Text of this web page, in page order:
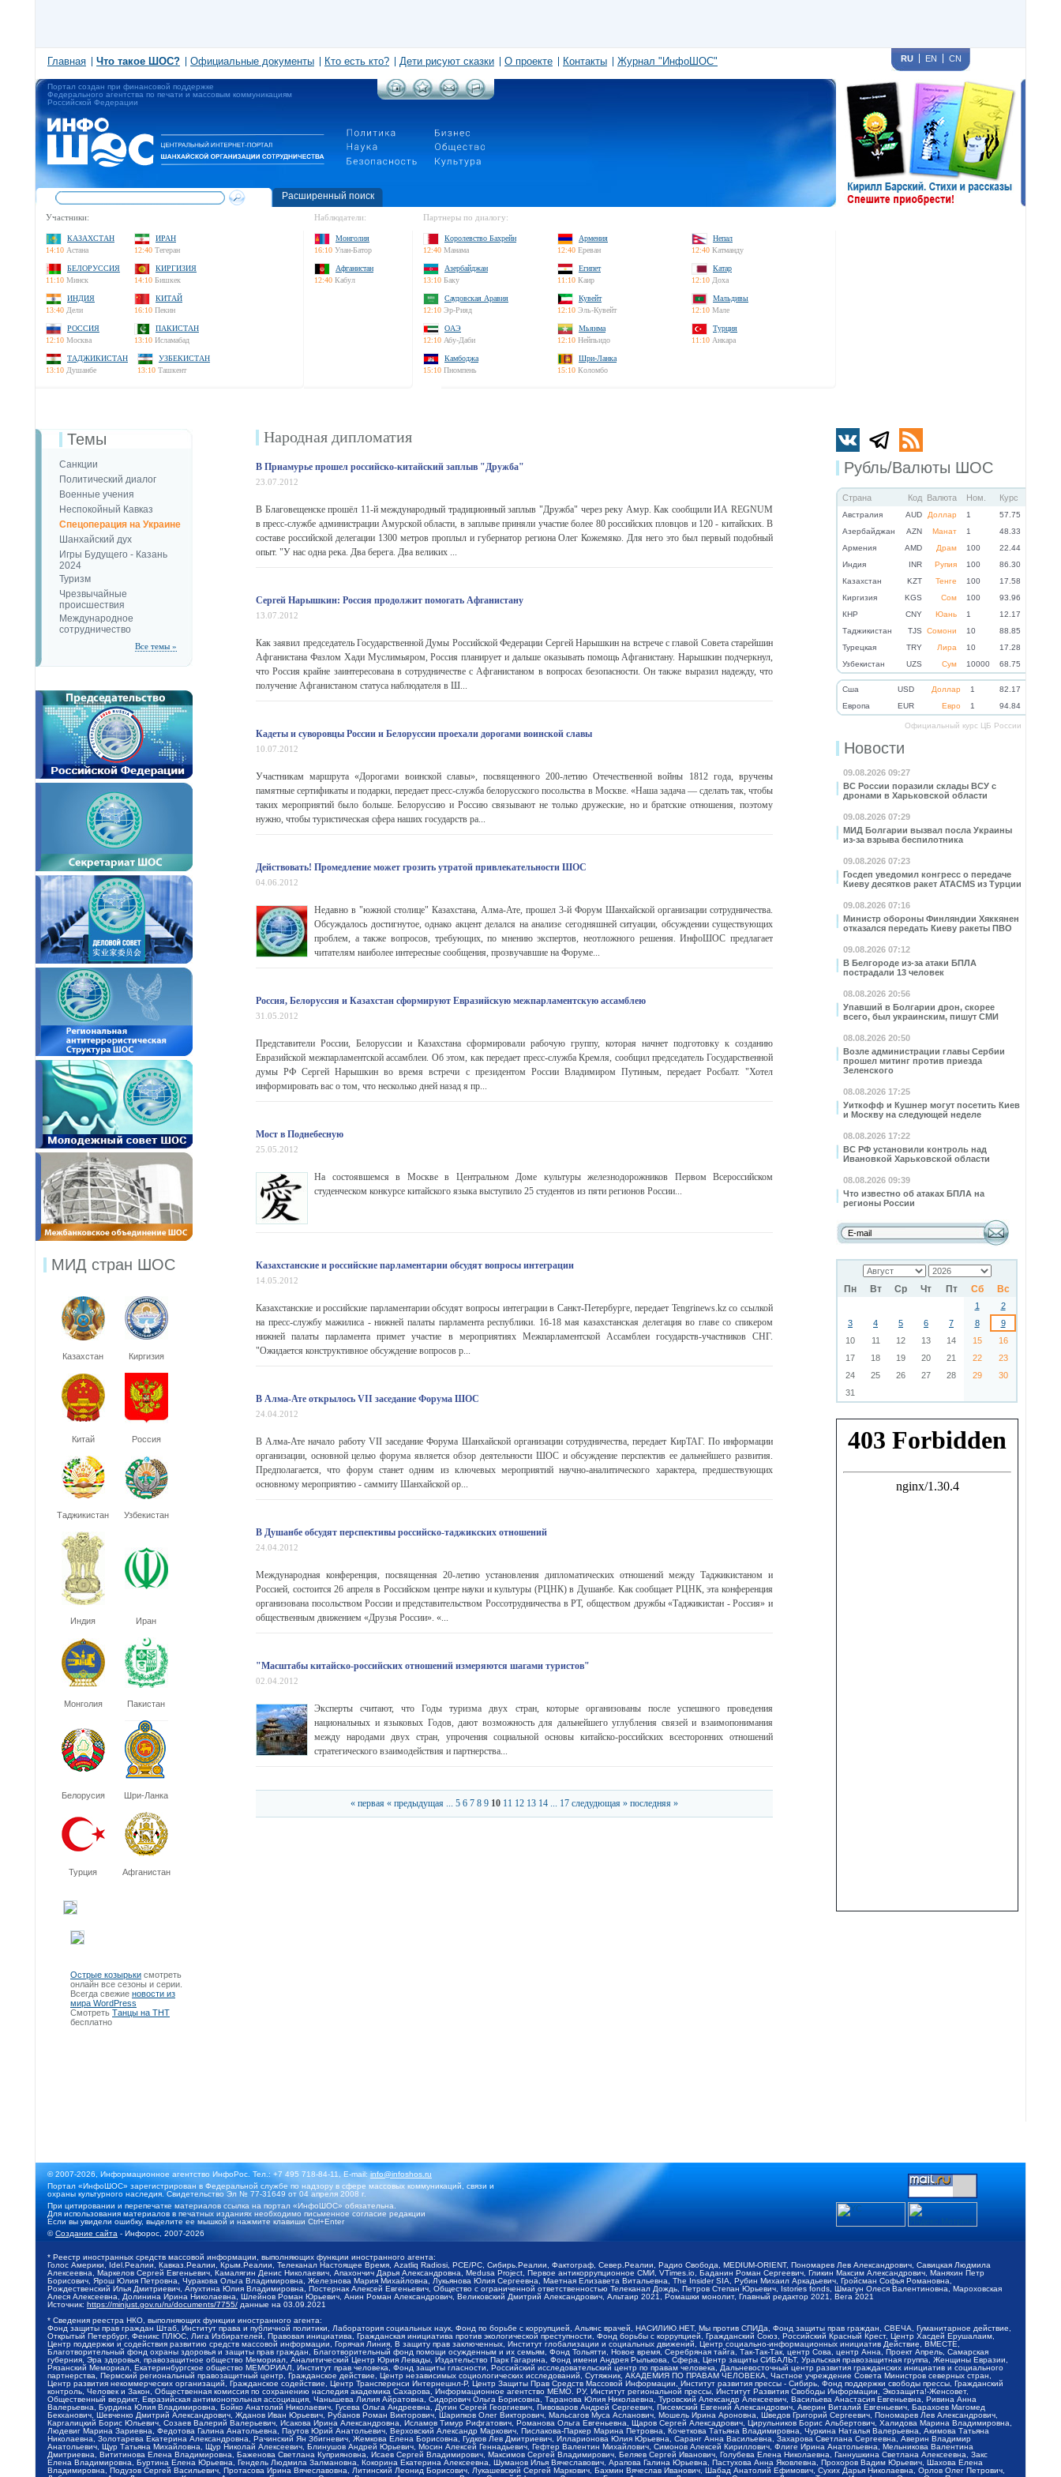
Главная Что такое ШОС? Официальные документы Кто есть кто? Дети рисуют сказки О проекте Контакты Журнал "ИнфоШОС" RU EN CN
Портал создан при финансовой поддержке
Федерального агентства по печати и массовым коммуникациям
Российской Федерации
Расширенный поиск
Участники:
КАЗАХСТАН
14:10 Астана
ИРАН
12:40 Тегеран
БЕЛОРУССИЯ
11:10 Минск
КИРГИЗИЯ
14:10 Бишкек
ИНДИЯ
13:40 Дели
КИТАЙ
16:10 Пекин
РОССИЯ
12:10 Москва
ПАКИСТАН
13:10 Исламабад
ТАДЖИКИСТАН
13:10 Душанбе
УЗБЕКИСТАН
13:10 Ташкент
Наблюдатели:
Монголия
16:10 Улан-Батор
Афганистан
12:40 Кабул
Партнеры по диалогу:
Королевство Бахрейн
12:40 Манама
Армения
12:40 Ереван
Непал
12:40 Катманду
Азербайджан
13:10 Баку
Египет
11:10 Каир
Катар
12:10 Доха
Саудовская Аравия
12:10 Эр-Рияд
Кувейт
12:10 Эль-Кувейт
Мальдивы
12:10 Мале
ОАЭ
12:10 Абу-Даби
Мьянма
12:10 Нейпьидо
Турция
11:10 Анкара
Камбоджа
15:10 Пномпень
Шри-Ланка
15:10 Коломбо
Рубль/Валюты ШОС
Страна Код Валюта Ном. Курс
Австралия AUD Доллар 1
57.75
Азербайджан
AZN Манат 1
48.33
Армения
AMD Драм 100
22.44
Индия
INR Рупия 100
86.30
Казахстан
KZT Тенге 100
17.58
Киргизия
KGS Сом 100
93.96
КНР
CNY Юань 1
12.17
Таджикистан
TJS Сомони 10
88.85
Турецкая
TRY Лира 10
17.28
Узбекистан
UZS Сум 10000 68.75
Cша USD Доллар 1
82.17
Eвропа
EUR Евро 1 94.84
Официальный курс ЦБ России
Новости
09.08.2026 09:27
ВС России поразили склады ВСУ с
дронами в Харьковской области
09.08.2026 07:29
МИД Болгарии вызвал посла Украины
из-за взрыва беспилотника
09.08.2026 07:23
Госдеп уведомил конгресс о передаче
Киеву десятков ракет ATACMS из Турции
09.08.2026 07:16
Министр обороны Финляндии Хяккянен
отказался передать Киеву ракеты ПВО
09.08.2026 07:12
В Белгороде из-за атаки БПЛА
пострадали 13 человек
08.08.2026 20:56
Упавший в Болгарии дрон, скорее
всего, был украинским, пишут СМИ
08.08.2026 20:50
Возле администрации главы Сербии
прошел митинг против приезда
Зеленского
08.08.2026 17:25
Уиткофф и Кушнер могут посетить Киев
и Москву на следующей неделе
08.08.2026 17:22
ВС РФ установили контроль над
Ивановкой Харьковской области
08.08.2026 09:39
Что известно об атаках БПЛА на
регионы России
Пн Вт Ср Чт Пт Сб Вс
1
2
3
4 5 6 7 8
9
10
11 12 13 14 15
16
17
18 19 20 21 22
23
24
25 26 27 28 29
30
31
Темы
Санкции
Политический диалог
Военные учения
Неспокойный Кавказ
Спецоперация на Украине
Шанхайский дух
Игры Будущего - Казань
2024
Туризм
Чрезвычайные
происшествия
Международное
сотрудничество
Все темы »
МИД стран ШОС
Казахстан Киргизия
Китай Россия
Таджикистан Узбекистан
Индия Иран
Монголия Пакистан
Белорусия Шри-Ланка
Турция Афганистан
Острые козырьки смотреть
онлайн все сезоны и серии.
Всегда свежие новости из
мира WordPress
Смотреть Танцы на ТНТ
бесплатно
Народная дипломатия
В Приамурье прошел российско-китайский заплыв "Дружба"
23.07.2012
В Благовещенске прошёл 11-й международный традиционный заплыв "Дружба" через реку Амур. Как сообщили ИА REGNUM
в пресс-службе администрации Амурской области, в заплыве приняли участие более 80 российских пловцов и 120 - китайских. В
составе российской делегации 1300 метров проплыл и губернатор региона Олег Кожемяко. Для него это был первый подобный
опыт. "У нас одна река. Два берега. Два великих ...
Сергей Нарышкин: Россия продолжит помогать Афганистану
13.07.2012
Как заявил председатель Государственной Думы Российской Федерации Сергей Нарышкин на встрече с главой Совета старейшин
Афганистана Фазлом Хади Муслимьяром, Россия планирует и дальше оказывать помощь Афганистану. Нарышкин подчеркнул,
что Россия крайне заинтересована в сотрудничестве с Афганистаном в вопросах безопасности. Он также выразил надежду, что
получение Афганистаном статуса наблюдателя в Ш...
Кадеты и суворовцы России и Белоруссии проехали дорогами воинской славы
10.07.2012
Участникам маршрута «Дорогами воинской славы», посвященного 200-летию Отечественной войны 1812 года, вручены
памятные сертификаты и подарки, передает пресс-служба белорусского посольства в Москве. «Наша задача — сделать так, чтобы
таких мероприятий было больше. Белоруссию и Россию связывают не только дружеские, но и братские отношения, поэтому
нужно, чтобы туристическая сфера наших государств ра...
Действовать! Промедление может грозить утратой привлекательности ШОС
04.06.2012
Недавно в "южной столице" Казахстана, Алма-Ате, прошел 3-й Форум Шанхайской организации сотрудничества.
Обсуждалось достигнутое, однако акцент делался на анализе сегодняшней ситуации, обсуждении существующих
проблем, а также вопросов, требующих, по мнению экспертов, неотложного решения. ИнфоШОС предлагает
читателям наиболее интересные сообщения, прозвучавшие на Форуме...
Россия, Белоруссия и Казахстан сформируют Евразийскую межпарламентскую ассамблею
31.05.2012
Представители России, Белоруссии и Казахстана сформировали рабочую группу, которая начнет подготовку к созданию
Евразийской межпарламентской ассамблеи. Об этом, как передает пресс-служба Кремля, сообщил председатель Государственной
думы РФ Сергей Нарышкин во время встречи с президентом России Владимиром Путиным, передает Росбалт. "Хотел
информировать вас о том, что несколько дней назад я пр...
Мост в Поднебесную
25.05.2012
На состоявшемся в Москве в Центральном Доме культуры железнодорожников Первом Всероссийском
студенческом конкурсе китайского языка выступило 25 студентов из пяти регионов России...
Казахстанские и российские парламентарии обсудят вопросы интеграции
14.05.2012
Казахстанские и российские парламентарии обсудят вопросы интеграции в Санкт-Петербурге, передает Tengrinews.kz со ссылкой
на пресс-службу мажилиса - нижней палаты парламента республики. 16-18 мая казахстанская делегация во главе со спикером
нижней палаты парламента примет участие в мероприятиях Межпарламентской Ассамблеи государств-участников СНГ.
"Ожидается конструктивное обсуждение вопросов р...
В Алма-Ате открылось VII заседание Форума ШОС
24.04.2012
В Алма-Ате начало работу VII заседание Форума Шанхайской организации сотрудничества, передает КирТАГ. По информации
организации, основной целью форума является обзор деятельности ШОС и обсуждение перспектив ее дальнейшего развития.
Предполагается, что форум станет одним из ключевых мероприятий научно-аналитического характера, предшествующих
основному мероприятию - саммиту Шанхайской ор...
В Душанбе обсудят перспективы российско-таджикских отношений
24.04.2012
Международная конференция, посвященная 20-летию установления дипломатических отношений между Таджикистаном и
Россией, состоится 26 апреля в Российском центре науки и культуры (РЦНК) в Душанбе. Как сообщает РЦНК, эта конференция
организована посольством России и представительством Россотрудничества в РТ, обществом дружбы «Таджикистан - Россия» и
общественным движением «Друзья России». «...
"Масштабы китайско-российских отношений измеряются шагами туристов"
02.04.2012
Эксперты считают, что Годы туризма двух стран, которые организованы после успешного проведения
национальных и языковых Годов, дают возможность для дальнейшего углубления связей и взаимопонимания
между народами двух стран, упрочения социальной основы китайско-российских всесторонних отношений
стратегического взаимодействия и партнерства...
« первая « предыдущая ... 5 6 7 8 9 10 11 12 13 14 ... 17 следудющая » последняя »
© 2007-2026, Информационное агентство ИнфоРос. Тел.: +7 495 718-84-11, E-mail:info@infoshos.ru
Портал «ИнфоШОС» зарегистрирован в Федеральной службе по надзору в сфере массовых коммуникаций, связи и
охраны культурного наследия. Свидетельство Эл № 77-31649 от 04 апреля 2008 г.
При цитировании и перепечатке материалов ссылка на портал «ИнфоШОС» обязательна.
Для использования материалов в печатных изданиях необходимо письменное согласие редакции
Если вы увидели ошибку, выделите ее мышкой и нажмите клавиши Ctrl+Enter
©Создание сайта - Инфорос, 2007-2026
* Реестр иностранных средств массовой информации, выполняющих функции иностранного агента:
Голос Америки, Idel.Реалии, Кавказ.Реалии, Крым.Реалии, Телеканал Настоящее Время, Azatliq Radiosi, PCE/PC, Сибирь.Реалии, Фактограф, Север.Реалии, Радио Свобода, MEDIUM-ORIENT, Пономарев Лев Александрович, Савицкая Людмила
Алексеевна, Маркелов Сергей Евгеньевич, Камалягин Денис Николаевич, Апахончич Дарья Александровна, Medusa Project, Первое антикоррупционное СМИ, VTimes.io, Баданин Роман Сергеевич, Гликин Максим Александрович, Маняхин Петр
Борисович, Ярош Юлия Петровна, Чуракова Ольга Владимировна, Железнова Мария Михайловна, Лукьянова Юлия Сергеевна, Маетная Елизавета Витальевна, The Insider SIA, Рубин Михаил Аркадьевич, Гройсман Софья Романовна,
Рождественский Илья Дмитриевич, Апухтина Юлия Владимировна, Постернак Алексей Евгеньевич, Общество с ограниченной ответственностью Телеканал Дождь, Петров Степан Юрьевич, Istories fonds, Шмагун Олеся Валентиновна, Мароховская
Алеся Алексеевна, Долинина Ирина Николаевна, Шлейнов Роман Юрьевич, Анин Роман Александрович, Великовский Дмитрий Александрович, Альтаир 2021, Ромашки монолит, Главный редактор 2021, Вега 2021
Источник: https://minjust.gov.ru/ru/documents/7755/ данные на 03.09.2021
* Сведения реестра НКО, выполняющих функции иностранного агента:
Фонд защиты прав граждан Штаб, Институт права и публичной политики, Лаборатория социальных наук, Фонд по борьбе с коррупцией, Альянс врачей, НАСИЛИЮ.НЕТ, Мы против СПИДа, Фонд защиты прав граждан, СВЕЧА, Гуманитарное действие,
Открытый Петербург, Феникс ПЛЮС, Лига Избирателей, Правовая инициатива, Гражданская инициатива против экологической преступности, Фонд борьбы с коррупцией, Гражданский Союз, Российский Красный Крест, Центр Хасдей Ерушалаим,
Центр поддержки и содействия развитию средств массовой информации, Горячая Линия, В защиту прав заключенных, Институт глобализации и социальных движений, Центр социально-информационных инициатив Действие, ВМЕСТЕ,
Благотворительный фонд охраны здоровья и защиты прав граждан, Благотворительный фонд помощи осужденным и их семьям, Фонд Тольятти, Новое время, Серебряная тайга, Так-Так-Так, центр Сова, центр Анна, Проект Апрель, Самарская
губерния, Эра здоровья, правозащитное общество Мемориал, Аналитический Центр Юрия Левады, Издательство Парк Гагарина, Фонд имени Андрея Рылькова, Сфера, Центр защиты СИБАЛЬТ, Уральская правозащитная группа, Женщины Евразии,
Рязанский Мемориал, Екатеринбургское общество МЕМОРИАЛ, Институт прав человека, Фонд защиты гласности, Российский исследовательский центр по правам человека, Дальневосточный центр развития гражданских инициатив и социального
партнерства, Пермский региональный правозащитный центр, Гражданское действие, Центр независимых социологических исследований, Сутяжник, АКАДЕМИЯ ПО ПРАВАМ ЧЕЛОВЕКА, Частное учреждение Совета Министров северных стран,
Центр развития некоммерческих организаций, Гражданское содействие, Центр Трансперенси Интернешнл-Р, Центр Защиты Прав Средств Массовой Информации, Институт развития прессы - Сибирь, Фонд поддержки свободы прессы, Гражданский
контроль, Человек и Закон, Общественная комиссия по сохранению наследия академика Сахарова, Информационное агентство МЕМО. РУ, Институт региональной прессы, Институт Развития Свободы Информации, Экозащита!-Женсовет,
Общественный вердикт, Евразийская антимонопольная ассоциация, Чанышева Лилия Айратовна, Сидорович Ольга Борисовна, Таранова Юлия Николаевна, Туровский Александр Алексеевич, Васильева Анастасия Евгеньевна, Ривина Анна
Валерьевна, Бурдина Юлия Владимировна, Бойко Анатолий Николаевич, Гусева Ольга Андреевна, Дугин Сергей Георгиевич, Пивоваров Андрей Сергеевич, Писемский Евгений Александрович, Аверин Виталий Евгеньевич, Барахоев Магомед
Бекханович, Шевченко Дмитрий Александрович, Жданов Иван Юрьевич, Рубанов Роман Викторович, Шарипков Олег Викторович, Мальсагов Муса Асланович, Мошель Ирина Ароновна, Шведов Григорий Сергеевич, Пономарев Лев Александрович,
Каргалицкий Борис Юльевич, Созаев Валерий Валерьевич, Исакова Ирина Александровна, Исламов Тимур Рифгатович, Романова Ольга Евгеньевна, Щаров Сергей Алексадрович, Цирульников Борис Альбертович, Халидова Марина Владимировна,
Людевиг Марина Зариевна, Федотова Галина Анатольевна, Паутов Юрий Анатольевич, Верховский Александр Маркович, Пислакова-Паркер Марина Петровна, Кочеткова Татьяна Владимировна, Чуркина Наталья Валерьевна, Акимова Татьяна
Николаевна, Золотарева Екатерина Александровна, Рачинский Ян Збигневич, Жемкова Елена Борисовна, Гудков Лев Дмитриевич, Илларионова Юлия Юрьевна, Саранг Анна Васильевна, Захарова Светлана Сергеевна, Аверин Владимир
Анатольевич, Щур Татьяна Михайловна, Щур Николай Алексеевич, Блинушов Андрей Юрьевич, Мосин Алексей Геннадьевич, Гефтер Валентин Михайлович, Симонов Алексей Кириллович, Флиге Ирина Анатольевна, Мельникова Валентина
Дмитриевна, Вититинова Елена Владимировна, Баженова Светлана Куприяновна, Исаев Сергей Владимирович, Максимов Сергей Владимирович, Беляев Сергей Иванович, Голубева Елена Николаевна, Ганнушкина Светлана Алексеевна, Закс
Елена Владимировна, Буртина Елена Юрьевна, Гендель Людмила Залмановна, Кокорина Екатерина Алексеевна, Шуманов Илья Вячеславович, Арапова Галина Юрьевна, Пастухова Анна Яковлевна, Прохоров Вадим Юрьевич, Шахова Елена
Владимировна, Подузов Сергей Васильевич, Протасова Ирина Вячеславовна, Литинский Леонид Борисович, Лукашевский Сергей Маркович, Бахмин Вячеслав Иванович, Шабад Анатолий Ефимович, Сухих Дарья Николаевна, Орлов Олег Петрович,